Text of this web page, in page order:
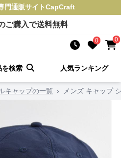
門通販サイトCapCraft
ご購入で送料無料
0 0
を検索 人気ランキング
キャップの一覧 › メンズ キャップ